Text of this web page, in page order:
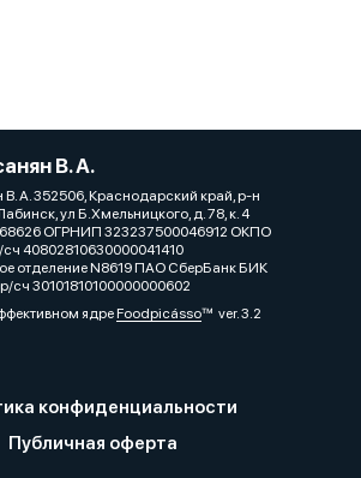
В. А.
А. 352506, Краснодарский край, р-н
ул Б.Хмельницкого, д. 78, к. 4
ОГРНИП 323237500046912 ОКПО
40802810630000041410
отделение N8619 ПАО СберБанк БИК
сч 30101810100000000602
ядреFoodpicássover. 3.2
конфиденциальности
Публичная оферта